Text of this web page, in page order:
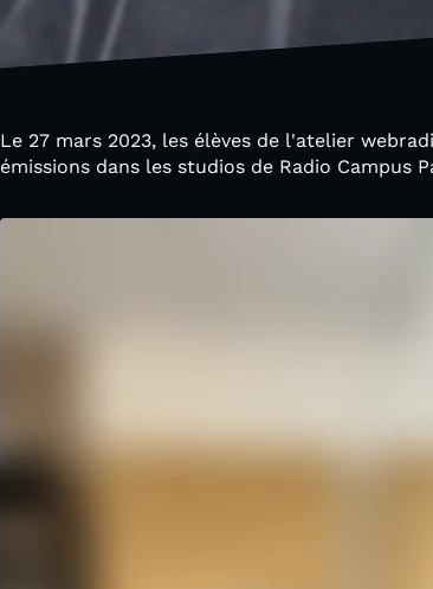
Le 27 mars 2023, les élèves de l'atelier
émissions dans les studios de Radio Campus